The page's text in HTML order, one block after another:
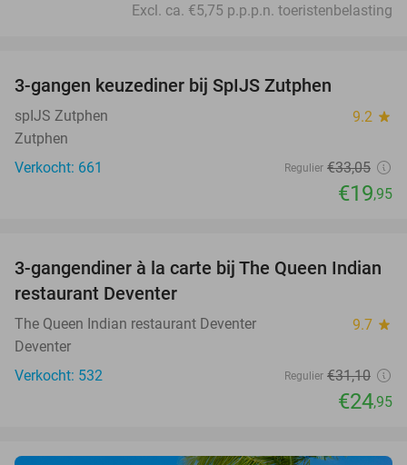
Excl. ca. €5,75 p.p.p.n. toeristenbelasting
3-gangen keuzediner bij SpIJS Zutphen
spIJS Zutphen 9.2 star
Zutphen
Verkocht: 661
Regulier €33,05
€19,95
20%
3-gangendiner à la carte bij The Queen Indian
restaurant Deventer
The Queen Indian restaurant Deventer 9.7 star
Deventer
Verkocht: 532
Regulier €31,10
€24,95